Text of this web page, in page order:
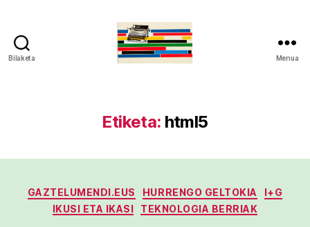
Bilaketa Menua
Etiketa: html5
Kategoriak
GAZTELUMENDI.EUS HURRENGO GELTOKIA
I+G
IKUSI ETA IKASI
TEKNOLOGIA BERRIAK